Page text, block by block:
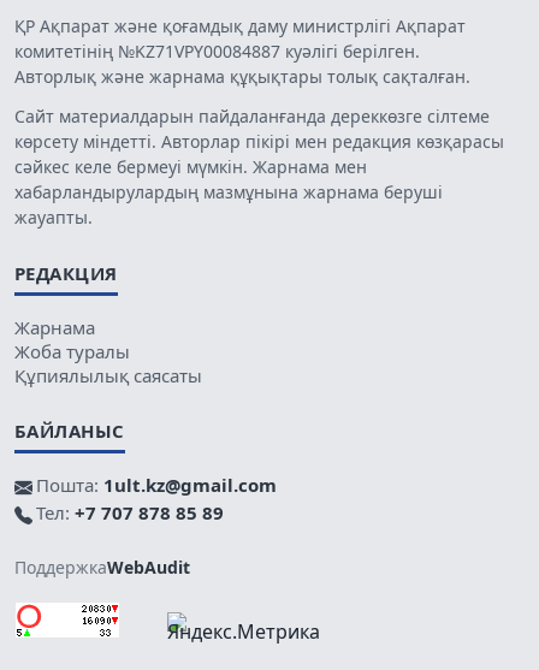
ҚР Ақпарат және қоғамдық даму министрлігі Ақпарат
комитетінің №KZ71VPY00084887 куәлігі берілген.
Авторлық және жарнама құқықтары толық сақталған.
Сайт материалдарын пайдаланғанда дереккөзге сілтеме
көрсету міндетті. Авторлар пікірі мен редакция көзқарасы
сәйкес келе бермеуі мүмкін. Жарнама мен
хабарландырулардың мазмұнына жарнама беруші
жауапты.
РЕДАКЦИЯ
Жарнама
Жоба туралы
Құпиялылық саясаты
БАЙЛАНЫС
Пошта: 1ult.kz@gmail.com
Тел: +7 707 878 85 89
ПоддержкаWebAudit